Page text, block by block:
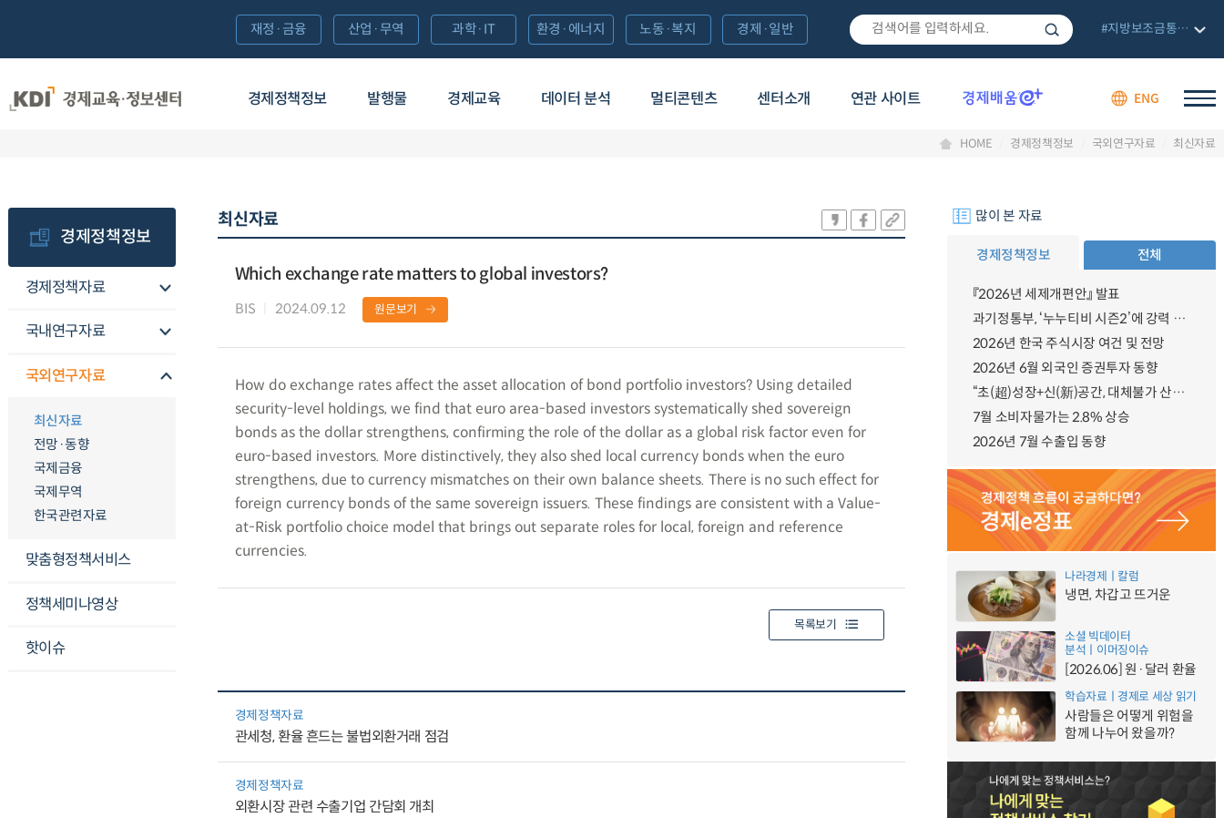
경제정책정보 발행물 경제교육 데이터 분석 멀티콘텐츠 센터소개 연관 사이트 ENG
재정·금융 산업·무역 과학·IT 환경·에너지 노동·복지 경제·일반 #지방보조금통합관리망
HOME 경제정책정보 국외연구자료 최신자료
경제정책정보
경제정책자료
국내연구자료
국외연구자료
최신자료
전망·동향
국제금융
국제무역
한국관련자료
맞춤형정책서비스
정책세미나영상
핫이슈
최신자료
Which exchange rate matters to global investors?
BIS 2024.09.12 원문보기
How do exchange rates affect the asset allocation of bond portfolio investors? Using detailed
security-level holdings, we find that euro area-based investors systematically shed sovereign
bonds as the dollar strengthens, confirming the role of the dollar as a global risk factor even for
euro-based investors. More distinctively, they also shed local currency bonds when the euro
strengthens, due to currency mismatches on their own balance sheets. There is no such effect for
foreign currency bonds of the same sovereign issuers. These findings are consistent with a Value-
at-Risk portfolio choice model that brings out separate roles for local, foreign and reference
currencies.
목록보기
경제정책자료
관세청, 환율 흔드는 불법외환거래 점검
경제정책자료
외환시장 관련 수출기업 간담회 개최
많이 본 자료
경제정책정보 전체
『2026년 세제개편안』 발표
과기정통부, ‘누누티비 시즌2’에 강력 대응 의지 밝혀
2026년 한국 주식시장 여건 및 전망
2026년 6월 외국인 증권투자 동향
“초(超)성장+신(新)공간, 대체불가 산업강국”
7월 소비자물가는 2.8% 상승
2026년 7월 수출입 동향
나라경제ㅣ칼럼
냉면, 차갑고 뜨거운
소셜 빅데이터
분석ㅣ이머징이슈
[2026.06] 원·달러 환율
학습자료ㅣ경제로 세상 읽기
사람들은 어떻게 위험을
함께 나누어 왔을까?